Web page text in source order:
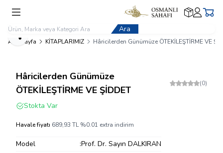
Ara
Kargom
Nerede?
Üyelik
İşlemleri
Ana Sayfa KİTAPLARIMIZ ​Hâricilerden Günümüze ÖTEKİLEŞTİRME VE
Paylaş
​Hâricilerden Günümüze
ÖTEKİLEŞTİRME VE ŞİDDET
(0)
Stokta Var
Havale fiyatı 689,93 TL%0.01 extra indirim
Model :Prof. Dr. Sayın DALKIRAN